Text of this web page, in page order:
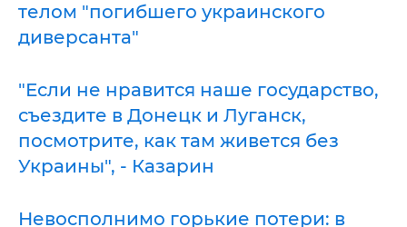
телом "погибшего украинского
диверсанта"
"Если не нравится наше государство,
съездите в Донецк и Луганск,
посмотрите, как там живется без
Украины", - Казарин
Невосполнимо горькие потери: в